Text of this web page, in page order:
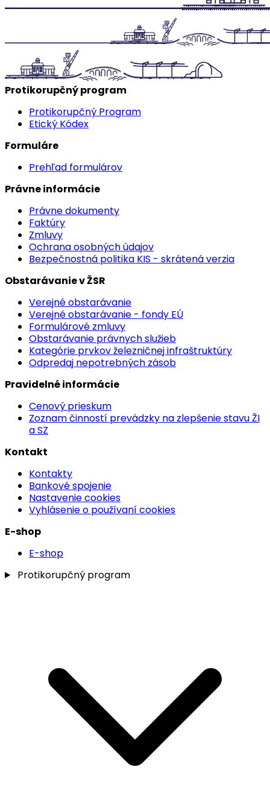
Protikorupčný program
Protikorupčný Program
Etický Kódex
Formuláre
Prehľad formulárov
Právne informácie
Právne dokumenty
Faktúry
Zmluvy
Ochrana osobných údajov
Bezpečnostná politika KIS - skrátená verzia
Obstarávanie v ŽSR
Verejné obstarávanie
Verejné obstarávanie - fondy EÚ
Formulárové zmluvy
Obstarávanie právnych služieb
Kategórie prvkov železničnej infraštruktúry
Odpredaj nepotrebných zásob
Pravidelné informácie
Cenový prieskum
Zoznam činností prevádzky na zlepšenie stavu ŽI
a SZ
Kontakt
Kontakty
Bankové spojenie
Nastavenie cookies
Vyhlásenie o používaní cookies
E-shop
E-shop
Protikorupčný program